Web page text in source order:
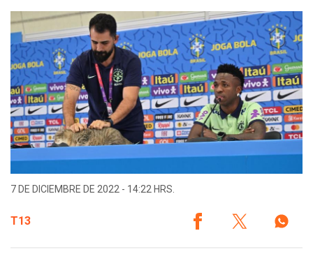
7 DE DICIEMBRE DE 2022 - 14:22 HRS.
T13